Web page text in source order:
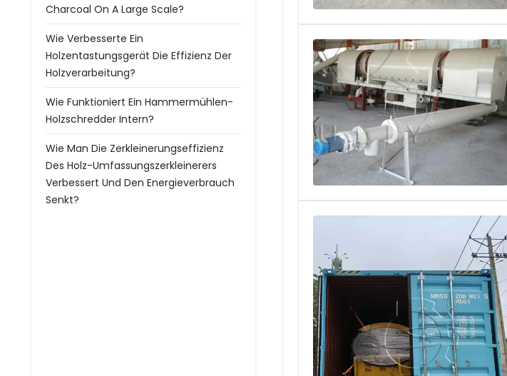
Charcoal On A Large Scale?
Wie Verbesserte Ein
Holzentastungsgerät Die Effizienz Der
Holzverarbeitung?
Wie Funktioniert Ein Hammermühlen-
Holzschredder Intern?
Wie Man Die Zerkleinerungseffizienz
Des Holz-Umfassungszerkleinerers
Verbessert Und Den Energieverbrauch
Senkt?